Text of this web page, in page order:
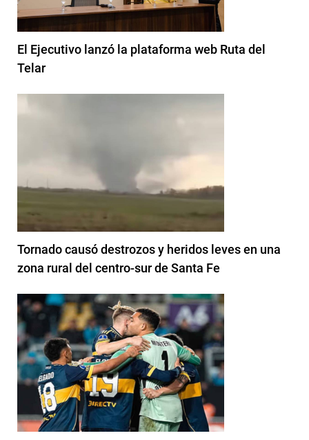
El Ejecutivo lanzó la plataforma web Ruta del
Telar
Tornado causó destrozos y heridos leves en una
zona rural del centro-sur de Santa Fe